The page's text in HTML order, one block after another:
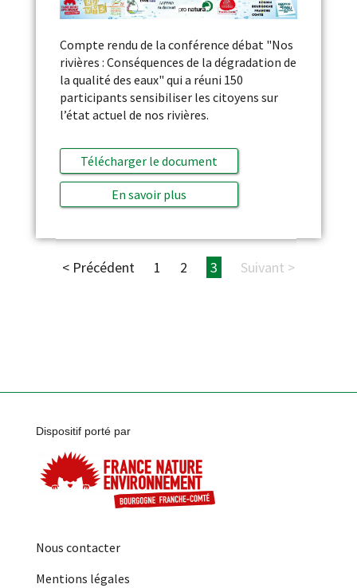
Compte rendu de la conférence débat "Nos
rivières : Conséquences de la dégradation de
la qualité des eaux" qui a réuni 150
participants sensibiliser les citoyens sur
l’état actuel de nos rivières.
Télécharger le document
En savoir plus
< Précédent 1 2 3 Suivant >
Dispositif porté par
Nous contacter
Mentions légales